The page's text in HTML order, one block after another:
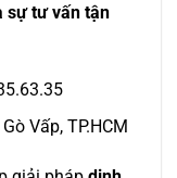
sự tư vấn tận
Vấp, TP.HCM